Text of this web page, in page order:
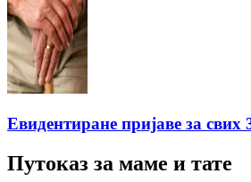
Евидентиране пријаве за свих
Путоказ за маме и тате